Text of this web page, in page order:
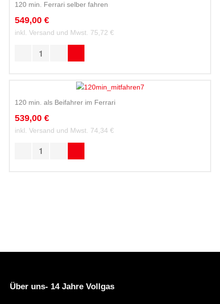
120 min. Ferrari selber fahren
549,00 €
inkl. Versand und Mwst. 75,72 €
120 min. als Beifahrer im Ferrari
539,00 €
inkl. Versand und Mwst. 74,34 €
Über uns- 14 Jahre Vollgas